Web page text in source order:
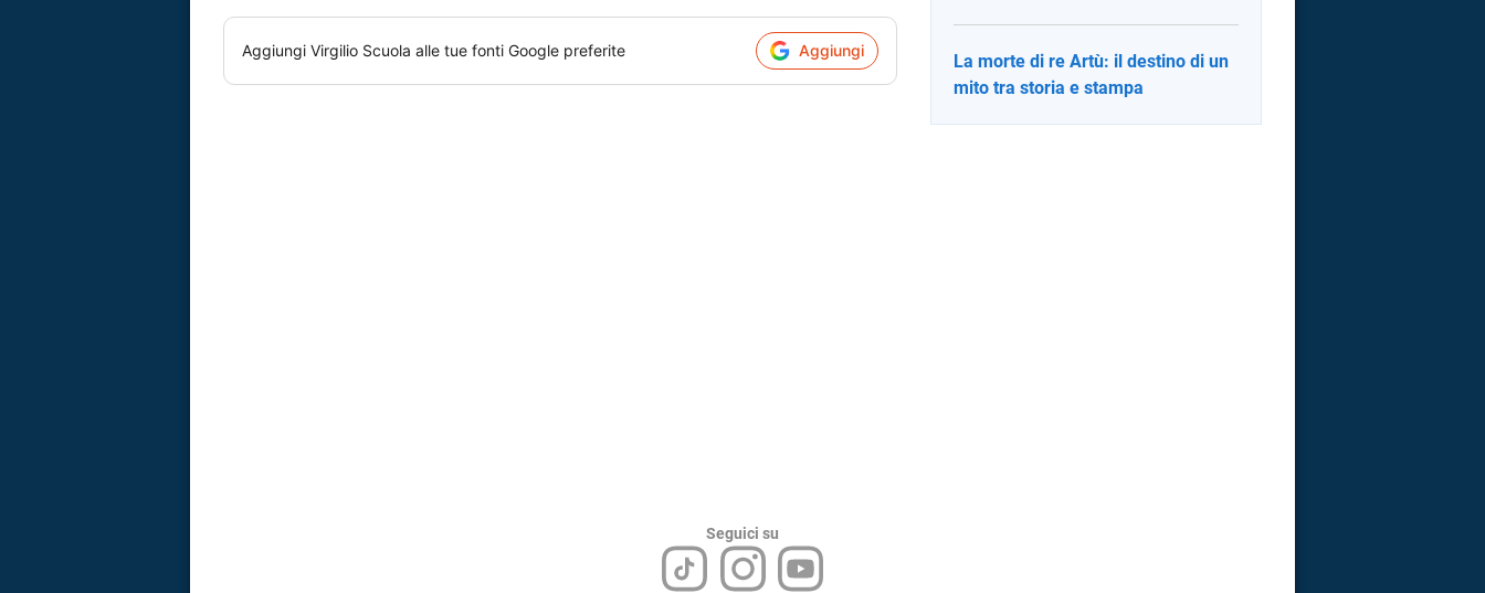
Aggiungi Virgilio Scuola alle tue fonti Google preferite Aggiungi
La morte di re Artù: il destino di un
mito tra storia e stampa
Seguici su